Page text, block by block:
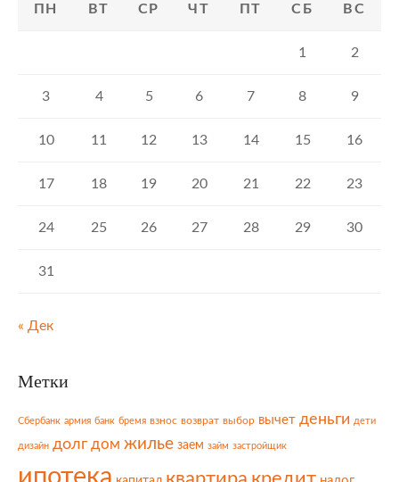
ПН ВТ СР ЧТ ПТ СБ ВС
1 2
3 4 5 6 7 8 9
10 11 12 13 14 15 16
17 18 19 20 21 22 23
24 25 26 27 28 29 30
31
« Дек
Метки
Сбербанк армия банк бремя взнос возврат выбор вычет деньги дети
дизайн долг дом жилье заем займ застройщик
ипотека